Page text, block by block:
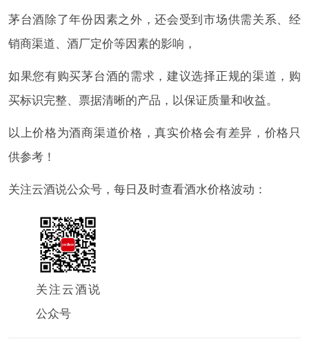
茅台酒除了年份因素之外，还会受到市场供需关系、经
销商渠道、酒厂定价等因素的影响，
如果您有购买茅台酒的需求，建议选择正规的渠道，购
买标识完整、票据清晰的产品，以保证质量和收益。
以上价格为酒商渠道价格，真实价格会有差异，价格只
供参考！
关注云酒说公众号，每日及时查看酒水价格波动：
关注云酒说
公众号